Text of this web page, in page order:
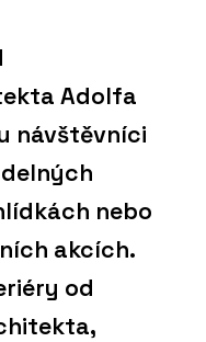
Adolfa
návštěvníci
nebo
akcích.
od